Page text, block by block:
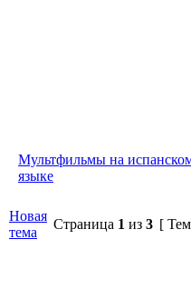
Мультфильмы на
языке
Новая
тема
Страница 1 из 3 [